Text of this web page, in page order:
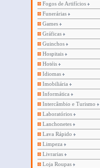
Fogos de Artifícios
Funerárias
Games
Gráficas
Guinchos
Hospitais
Hotéis
Idiomas
Imobiliária
Informática
Intercâmbio e Turismo
Laboratórios
Lanchonetes
Lava Rápido
Limpeza
Livrarias
Loja Roupas